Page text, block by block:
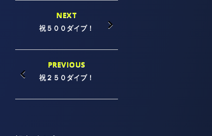
NEXT
祝５００ダイブ！
PREVIOUS
祝２５０ダイブ！